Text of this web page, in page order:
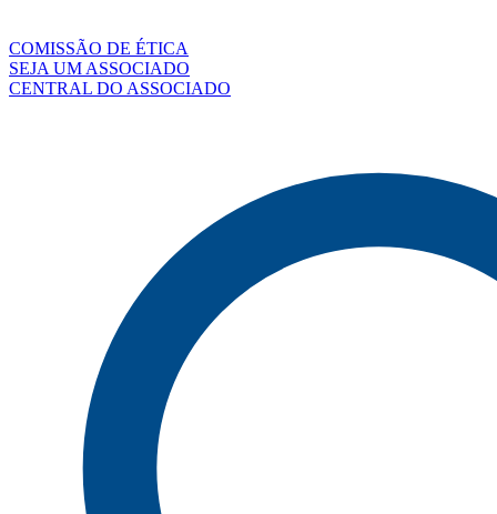
COMISSÃO DE ÉTICA
SEJA UM ASSOCIADO
CENTRAL DO ASSOCIADO